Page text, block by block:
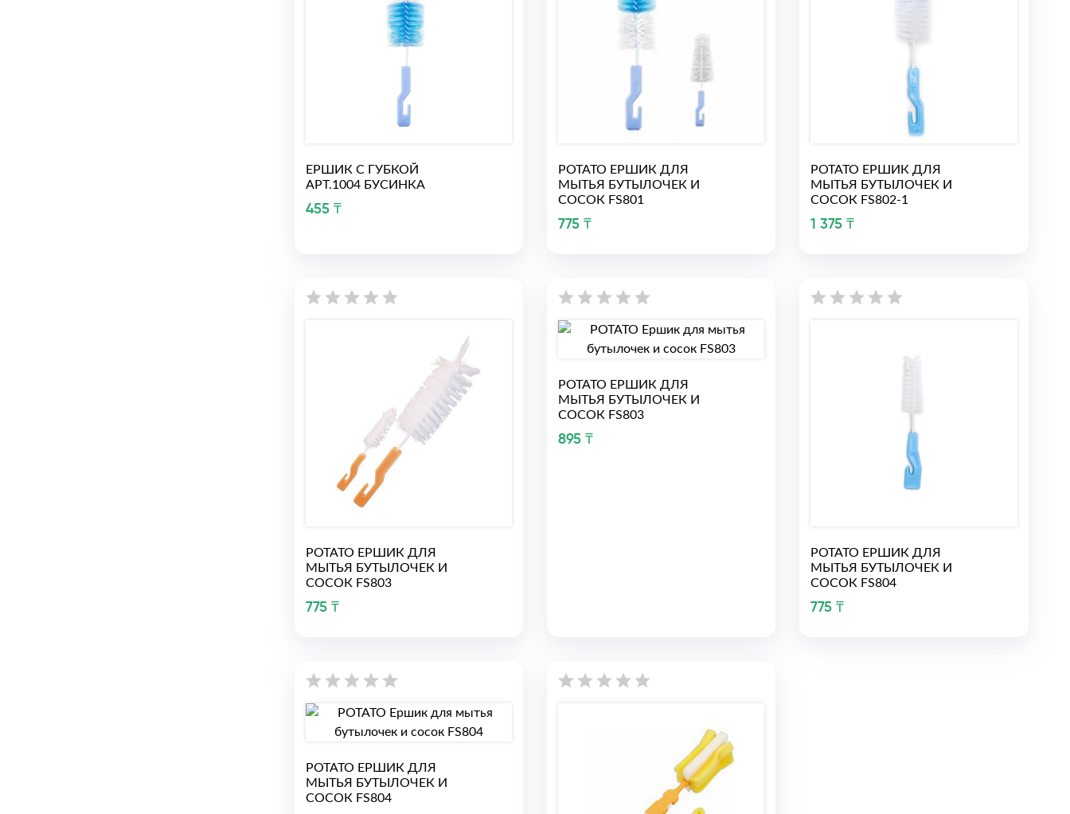
ЕРШИК С ГУБКОЙ
АРТ.1004 БУСИНКА
455 ₸
РОТАТО ЕРШИК ДЛЯ
МЫТЬЯ БУТЫЛОЧЕК И
СОСОК FS801
775 ₸
РОТАТО ЕРШИК ДЛЯ
МЫТЬЯ БУТЫЛОЧЕК И
СОСОК FS802-1
1 375 ₸
РОТАТО ЕРШИК ДЛЯ
МЫТЬЯ БУТЫЛОЧЕК И
СОСОК FS803
775 ₸
РОТАТО ЕРШИК ДЛЯ
МЫТЬЯ БУТЫЛОЧЕК И
СОСОК FS803
895 ₸
РОТАТО ЕРШИК ДЛЯ
МЫТЬЯ БУТЫЛОЧЕК И
СОСОК FS804
775 ₸
РОТАТО ЕРШИК ДЛЯ
МЫТЬЯ БУТЫЛОЧЕК И
СОСОК FS804